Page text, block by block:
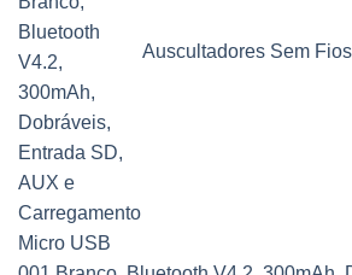
Auscultadores Sem